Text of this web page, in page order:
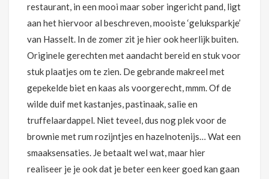
restaurant, in een mooi maar sober ingericht pand, ligt
aan het hiervoor al beschreven, mooiste ‘geluksparkje’
van Hasselt. In de zomer zit je hier ook heerlijk buiten.
Originele gerechten met aandacht bereid en stuk voor
stuk plaatjes om te zien. De gebrande makreel met
gepekelde biet en kaas als voorgerecht, mmm. Of de
wilde duif met kastanjes, pastinaak, salie en
truffelaardappel. Niet teveel, dus nog plek voor de
brownie met rum rozijntjes en hazelnotenijs… Wat een
smaaksensaties. Je betaalt wel wat, maar hier
realiseer je je ook dat je beter een keer goed kan gaan